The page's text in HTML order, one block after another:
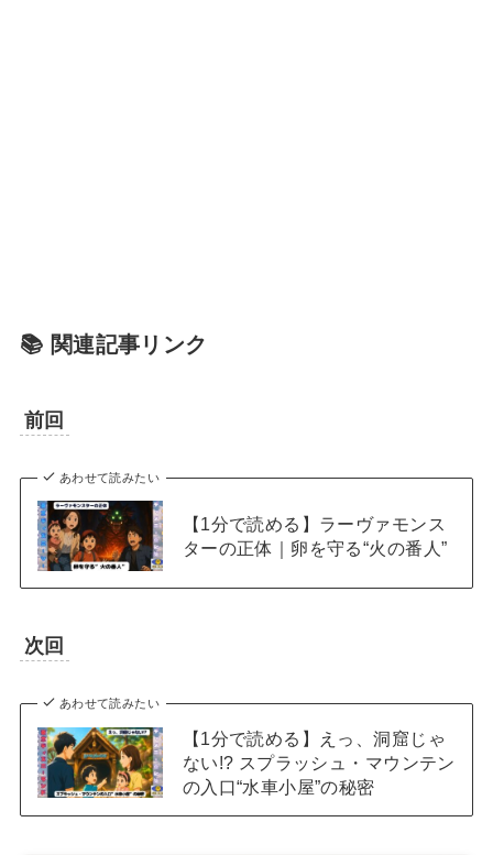
📚 関連記事リンク
前回
あわせて読みたい
【1分で読める】ラーヴァモンス
ターの正体｜卵を守る“火の番人”
次回
あわせて読みたい
【1分で読める】えっ、洞窟じゃ
ない!? スプラッシュ・マウンテン
の入口“水車小屋”の秘密